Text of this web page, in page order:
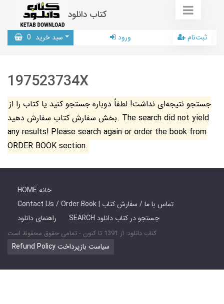
کتاب دانلود
سبد خرید 0 ورود ثبت‌نام
197523734X
جستجو نتیجه‌ای نداشت! لطفاً دوباره جستجو کنید یا کتاب را از
بخش سفارش کتاب سفارش دهید. The search did not yield
any results! Please search again or order the book from
ORDER BOOK section.
HOME خانه
Contact Us / Order Book | تماس با ما / سفارش کتاب
راهنمای دانلود
SEARCH جستجو در کتاب دانلود
کتاب دانلود: از 1391 تا کنون - تمامی حقوق محفوظ است
Refund Policy سیاست بازپرداخت